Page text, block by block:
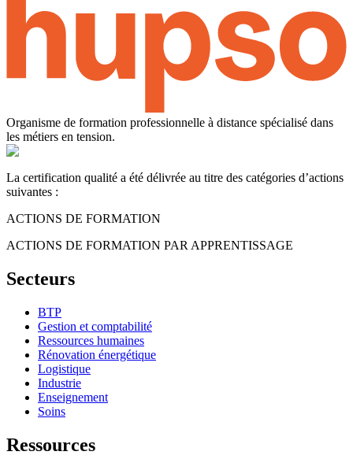
Organisme de formation professionnelle à distance spécialisé dans
les métiers en tension.
La certification qualité a été délivrée au titre des catégories d’actions
suivantes :
ACTIONS DE FORMATION
ACTIONS DE FORMATION PAR APPRENTISSAGE
Secteurs
BTP
Gestion et comptabilité
Ressources humaines
Rénovation énergétique
Logistique
Industrie
Enseignement
Soins
Ressources